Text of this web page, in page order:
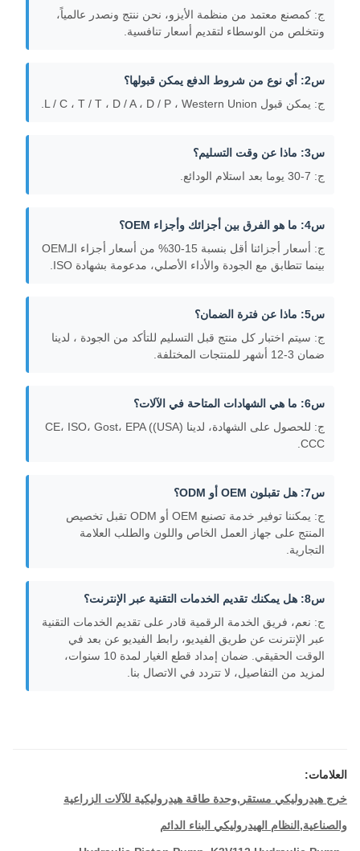
ج: كمصنع معتمد من منظمة الأيزو، نحن ننتج ونصدر عالمياً،
ونتخلص من الوسطاء لتقديم أسعار تنافسية.
ج: يمكن قبول L / C ، T / T ، D / A ، D / P ، Western Union.
ج: أسعار أجزائنا أقل بنسبة 15-30% من أسعار أجزاء الـOEM
بينما تتطابق مع الجودة والأداء الأصلي، مدعومة بشهادة ISO.
ج: سيتم اختبار كل منتج قبل التسليم للتأكد من الجودة ، لدينا
ضمان 3-12 أشهر للمنتجات المختلفة.
ج: للحصول على الشهادة، لدينا CE، ISO، Gost، EPA ((USA)
ج: يمكننا توفير خدمة تصنيع OEM أو ODM تقبل تخصيص
المنتج على جهاز العمل الخاص واللون والطلب العلامة
التجارية.
ج: نعم، فريق الخدمة الرقمية قادر على تقديم الخدمات التقنية
عبر الإنترنت عن طريق الفيديو، رابط الفيديو عن بعد في
الوقت الحقيقي. ضمان إمداد قطع الغيار لمدة 10 سنوات،
لمزيد من التفاصيل، لا تتردد في الاتصال بنا.
هيدروليكي مستقر,وحدة طاقة هيدروليكية للآلات الزراعية
الهيدروليكي البناء الدائم